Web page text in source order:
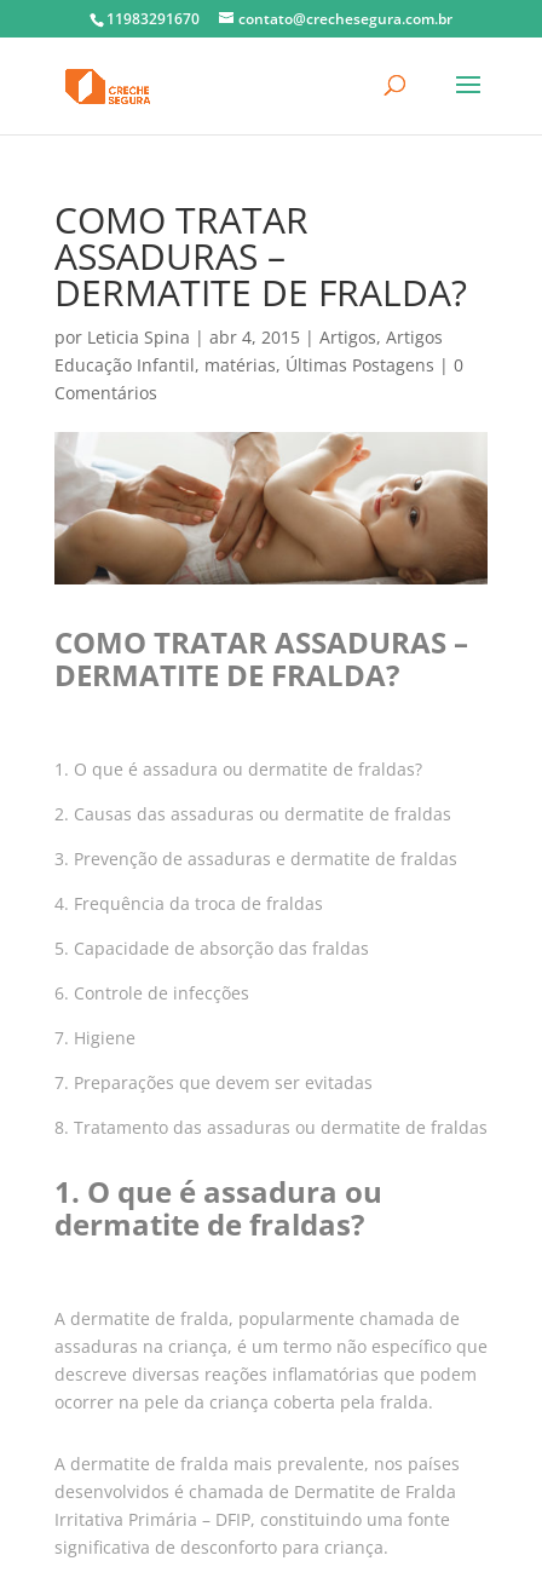
11983291670 contato@crechesegura.com.br
COMO TRATAR
ASSADURAS –
DERMATITE DE FRALDA?
por Leticia Spina | abr 4, 2015| Artigos, Artigos
Educação Infantil, matérias, Últimas Postagens | 0
Comentários
COMO TRATAR ASSADURAS –
DERMATITE DE FRALDA?
1. O que é assadura ou dermatite de fraldas?
2. Causas das assaduras ou dermatite de fraldas
3. Prevenção de assaduras e dermatite de fraldas
4. Frequência da troca de fraldas
5. Capacidade de absorção das fraldas
6. Controle de infecções
7. Higiene
7. Preparações que devem ser evitadas
8. Tratamento das assaduras ou dermatite de fraldas
1. O que é assadura ou
dermatite de fraldas?
A dermatite de fralda, popularmente chamada de
assaduras na criança, é um termo não específico que
descreve diversas reações inflamatórias que podem
ocorrer na pele da criança coberta pela fralda.
A dermatite de fralda mais prevalente, nos países
desenvolvidos é chamada de Dermatite de Fralda
Irritativa Primária – DFIP, constituindo uma fonte
significativa de desconforto para criança.